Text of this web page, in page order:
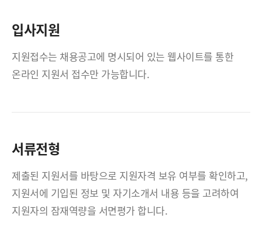
입사지원
지원접수는 채용공고에 명시되어 있는 웹사이트를 통한
온라인 지원서 접수만 가능합니다.
서류전형
제출된 지원서를 바탕으로 지원자격 보유 여부를 확인하고,
지원서에 기입된 정보 및 자기소개서 내용 등을 고려하여
지원자의 잠재역량을 서면평가 합니다.